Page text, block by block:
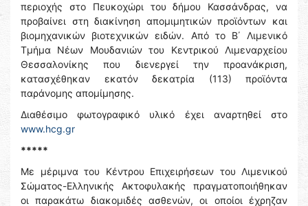
περιοχής στο Πευκοχώρι του δήμου Κασσάνδρας, να
προβαίνει στη διακίνηση απομιμητικών προϊόντων και
βιομηχανικών βιοτεχνικών ειδών. Από το Β΄ Λιμενικό
Τμήμα Νέων Μουδανιών του Κεντρικού Λιμεναρχείου
Θεσσαλονίκης που διενεργεί την προανάκριση,
κατασχέθηκαν εκατόν δεκατρία (113) προϊόντα
παράνομης απομίμησης.
Διαθέσιμο φωτογραφικό υλικό έχει αναρτηθεί στο
www.hcg.gr
*****
Με μέριμνα του Κέντρου Επιχειρήσεων του Λιμενικού
Σώματος-Ελληνικής Ακτοφυλακής πραγματοποιήθηκαν
οι παρακάτω διακομιδές ασθενών, οι οποίοι έχρηζαν